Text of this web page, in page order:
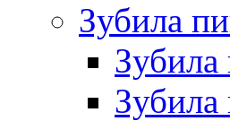
Зубила
Зубила